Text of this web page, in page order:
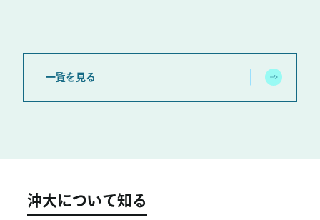
一覧を見る
沖大について知る